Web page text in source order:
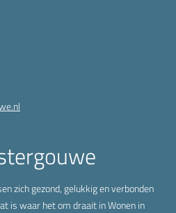
zich gezond, gelukkig en verbonden
is waar het om draait in Wonen in